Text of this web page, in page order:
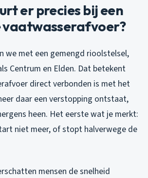
er precies bij een
we met een gemengd rioolstelsel,
Centrum en Elden. Dat betekent
direct verbonden is met het
daar een verstopping ontstaat,
heen. Het eerste wat je merkt:
niet meer, of stopt halverwege de
mensen de snelheid